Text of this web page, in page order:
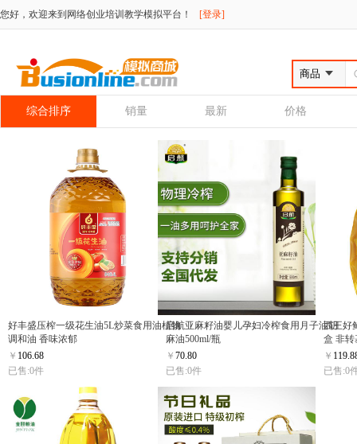
您好，欢迎来到网络创业培训教学模拟平台！ [登录]
综合排序 销量 最新 价格
好丰盛压榨一级花生油5L炒菜食用油植物
调和油 香味浓郁
￥ 106.68
已售:0件
启航亚麻籽油婴儿孕妇冷榨食用月子油胡
麻油500ml/瓶
￥ 70.80
已售:0件
西王好
盒 非转
￥
已售:0